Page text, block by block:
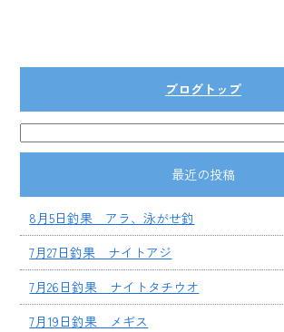
ブログトップ
最近の投稿
8月5日釣果 アラ、泳がせ釣
7月27日釣果 ナイトアジ
7月26日釣果 ナイトタチウオ
7月19日釣果 メギス